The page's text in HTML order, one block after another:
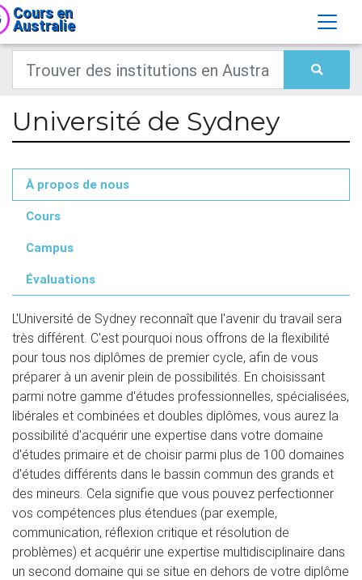
Cours en
Australie
Université de Sydney
À propos de nous
Cours
Campus
Évaluations
L'Université de Sydney reconnaît que l'avenir du travail sera
très différent. C'est pourquoi nous offrons de la flexibilité
pour tous nos diplômes de premier cycle, afin de vous
préparer à un avenir plein de possibilités. En choisissant
parmi notre gamme d'études professionnelles, spécialisées,
libérales et combinées et doubles diplômes, vous aurez la
possibilité d'acquérir une expertise dans votre domaine
d'études primaire et de choisir parmi plus de 100 domaines
d'études différents dans le bassin commun des grands et
des mineurs. Cela signifie que vous pouvez perfectionner
vos compétences plus étendues (par exemple,
communication, réflexion critique et résolution de
problèmes) et acquérir une expertise multidisciplinaire dans
un second domaine qui se situe en dehors de votre diplôme